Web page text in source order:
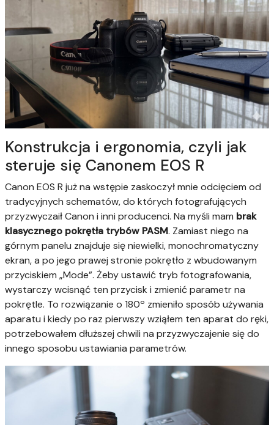
Konstrukcja i ergonomia, czyli jak
steruje się Canonem EOS R
Canon EOS R już na wstępie zaskoczył mnie odcięciem od
tradycyjnych schematów, do których fotografujących
przyzwyczaił Canon i inni producenci. Na myśli mam brak
klasycznego pokrętła trybów PASM. Zamiast niego na
górnym panelu znajduje się niewielki, monochromatyczny
ekran, a po jego prawej stronie pokrętło z wbudowanym
przyciskiem „Mode”. Żeby ustawić tryb fotografowania,
wystarczy wcisnąć ten przycisk i zmienić parametr na
pokrętle. To rozwiązanie o 180º zmieniło sposób używania
aparatu i kiedy po raz pierwszy wziąłem ten aparat do ręki,
potrzebowałem dłuższej chwili na przyzwyczajenie się do
innego sposobu ustawiania parametrów.